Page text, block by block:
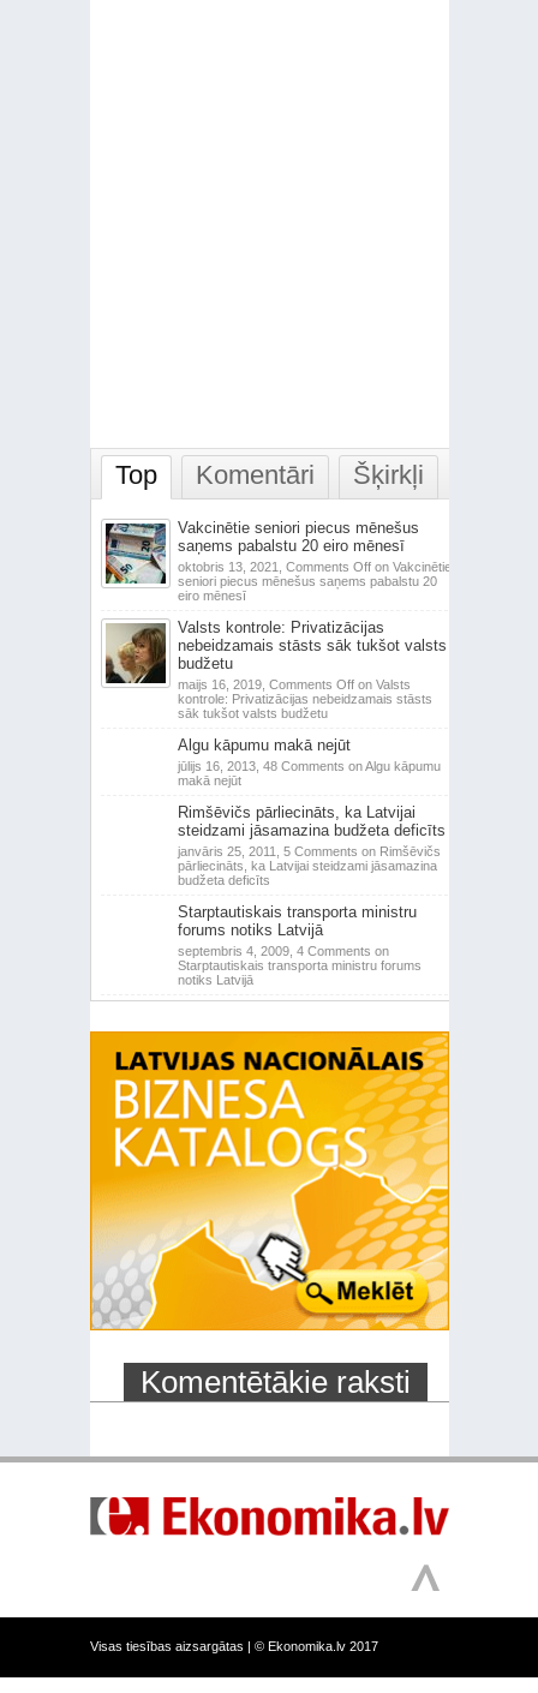
Top Komentāri Šķirkļi
Vakcinētie seniori piecus mēnešus
saņems pabalstu 20 eiro mēnesī
oktobris 13, 2021, Comments Offon Vakcinētie
seniori piecus mēnešus saņems pabalstu 20
eiro mēnesī
Valsts kontrole: Privatizācijas
nebeidzamais stāsts sāk tukšot valsts
budžetu
maijs 16, 2019, Comments Offon Valsts
kontrole: Privatizācijas nebeidzamais stāsts
sāk tukšot valsts budžetu
Algu kāpumu makā nejūt
jūlijs 16, 2013, 48 Comments on Algu kāpumu
makā nejūt
Rimšēvičs pārliecināts, ka Latvijai
steidzami jāsamazina budžeta deficīts
janvāris 25, 2011, 5 Comments on Rimšēvičs
pārliecināts, ka Latvijai steidzami jāsamazina
budžeta deficīts
Starptautiskais transporta ministru
forums notiks Latvijā
septembris 4, 2009, 4 Comments on
Starptautiskais transporta ministru forums
notiks Latvijā
Komentētākie raksti
Visas tiesības aizsargātas | © Ekonomika.lv 2017